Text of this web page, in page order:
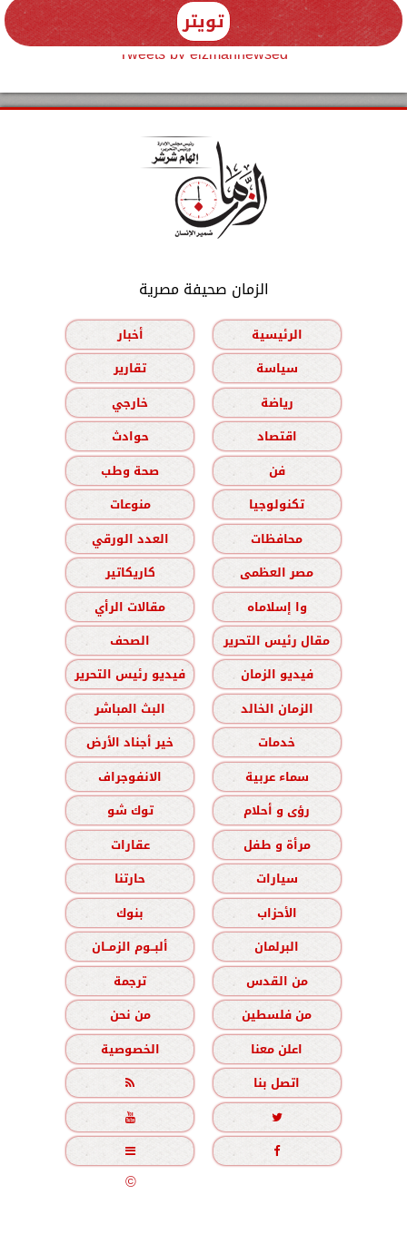
تويتر
Tweets by elzmannewseg
الزمان صحيفة مصرية
الرئيسية
أخبار
سياسة
تقارير
رياضة
خارجي
اقتصاد
حوادث
فن
صحة وطب
تكنولوجيا
منوعات
محافظات
العدد الورقي
مصر العظمى
كاريكاتير
وا إسلاماه
مقالات الرأي
مقال رئيس التحرير
الصحف
فيديو الزمان
فيديو رئيس التحرير
الزمان الخالد
البث المباشر
خدمات
خير أجناد الأرض
سماء عربية
الانفوجراف
رؤى و أحلام
توك شو
مرأة و طفل
عقارات
سيارات
حارتنا
الأحزاب
بنوك
البرلمان
ألبــوم الزمــان
من القدس
ترجمة
من فلسطين
من نحن
اعلن معنا
الخصوصية
اتصل بنا





جميع الحقوق محفوظة©